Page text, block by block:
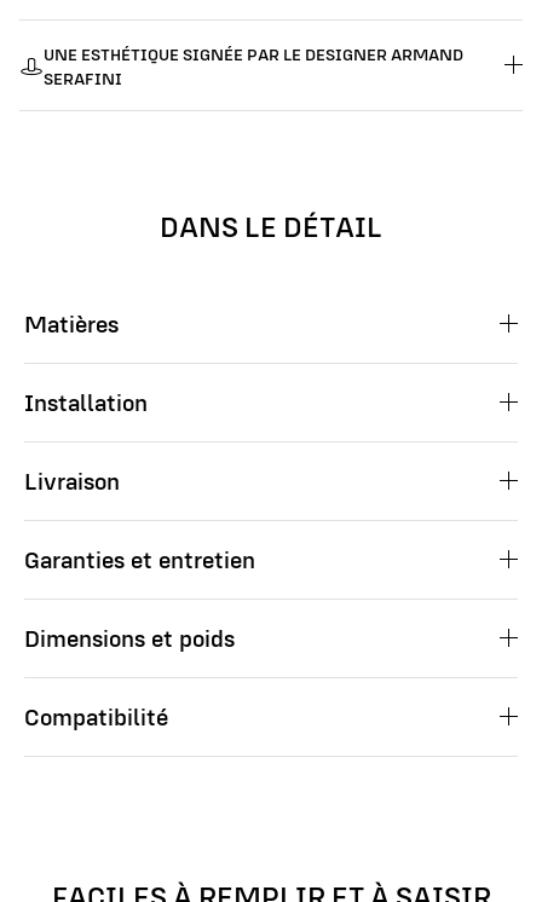
UNE ESTHÉTIQUE SIGNÉE PAR LE DESIGNER ARMAND
SERAFINI
DANS LE DÉTAIL
Matières
Installation
Livraison
Garanties et entretien
Dimensions et poids
Compatibilité